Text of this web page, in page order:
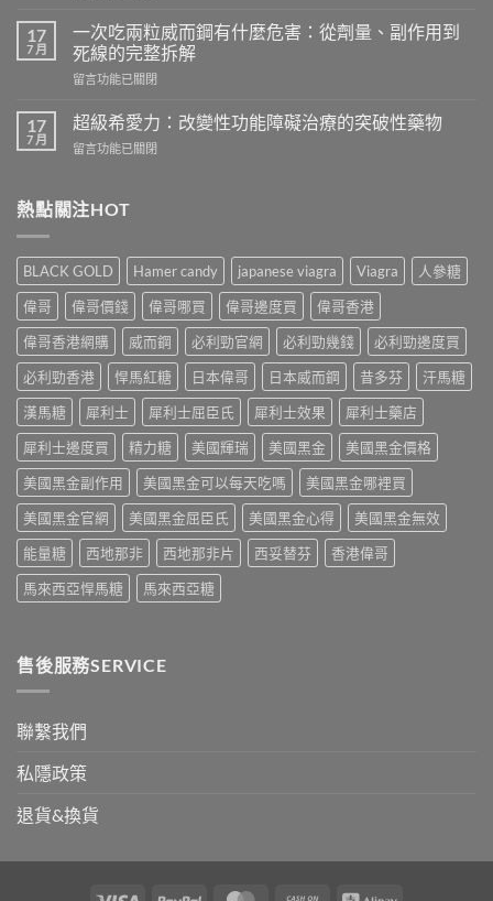
會
怎
樣？
從
實
案
例、
學
風
聰
明
替
代
方
案
一
次
解
析〉
中
威
壯
頭
怎
辦？
鐘
法
＋
預
防
再
發，
完
整
略
一
次
看〉
中
17
7 月
一次吃兩粒威而鋼有什麼危害：從劑量、副作用到
死線的完整拆解
在
次
吃
兩
而
什
麼
危
害：
從
劑
量、
副
用
到
死
線
的
完
整
拆
解〉
中
留言功能已關閉
17
7 月
超級希愛力：改變性功能障礙治療的突破性藥物
在
希
愛
改
變
性
功
能
障
礙
治
的
突
破
性
藥
物〉
中
留言功能已關閉
熱點關注HOT
BLACK GOLD Hamer candy japanese viagra Viagra
人參糖
偉哥
偉哥價錢 偉哥哪買 偉哥邊度買
偉哥香港
偉哥香港網購
威而鋼 必利勁官網 必利勁幾錢
必利勁邊度買
必利勁香港
悍馬紅糖 日本偉哥 日本威而鋼 昔多芬
汗馬糖
漢馬糖
犀利士 犀利士屈臣氏 犀利士效果
犀利士藥店
犀利士邊度買
精力糖 美國輝瑞 美國黑金
美國黑金價格
美國黑金副作用
美國黑金可以每天吃嗎
美國黑金哪裡買
美國黑金官網
美國黑金屈臣氏 美國黑金心得
美國黑金無效
能量糖
西地那非 西地那非片 西妥替芬
香港偉哥
馬來西亞悍馬糖
馬來西亞糖
售後服務SERVICE
聯繫我們
私隱政策
退貨&換貨